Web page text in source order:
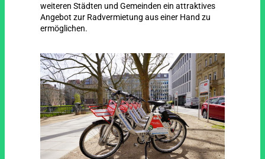
weiteren Städten und Gemeinden ein attraktives
Angebot zur Radvermietung aus einer Hand zu
ermöglichen.